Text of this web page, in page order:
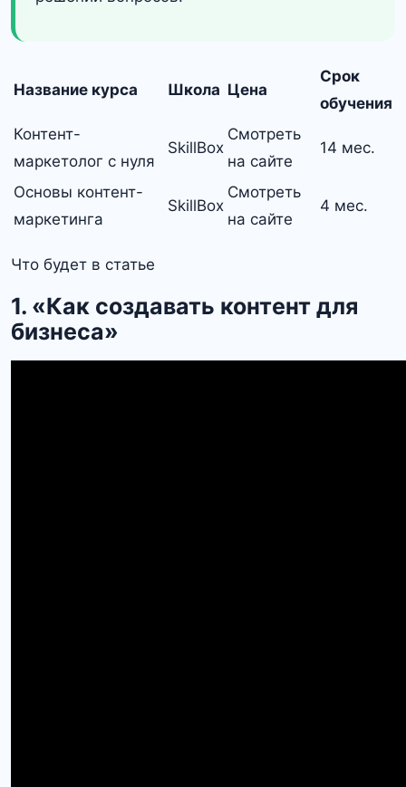
Название курса Школа Цена
Срок
обучения
Контент-
маркетолог с нуля
SkillBox
Смотреть
на сайте
14 мес.
Основы контент-
маркетинга
SkillBox
Смотреть
на сайте
4 мес.
Что будет в статье
1. «Как создавать контент для
бизнеса»